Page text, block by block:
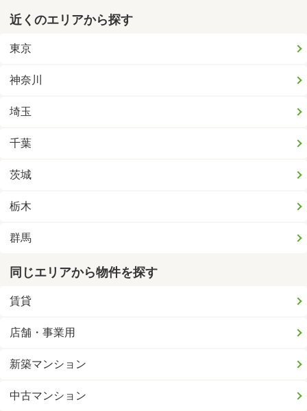
近くのエリアから探す
東京
神奈川
埼玉
千葉
茨城
栃木
群馬
同じエリアから物件を探す
賃貸
店舗・事業用
新築マンション
中古マンション